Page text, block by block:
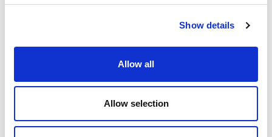
Show details
Allow all
Allow selection